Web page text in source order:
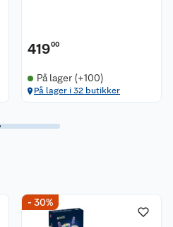
41900
På lager (+100)
På lager i 32 butikker
- 30%